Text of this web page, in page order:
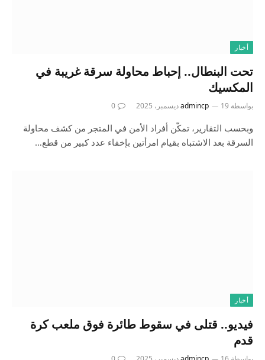
أخبار
تحت البنطال.. إحباط محاولة سرقة غريبة في
المكسيك
بواسطة admincp 19 ديسمبر، 2025 0
وبحسب التقارير، تمكّن أفراد الأمن في المتجر من كشف محاولة
السرقة بعد الاشتباه بقيام امرأتين بإخفاء عدد كبير من قطع…
أخبار
فيديو.. قتلى في سقوط طائرة فوق ملعب كرة
قدم